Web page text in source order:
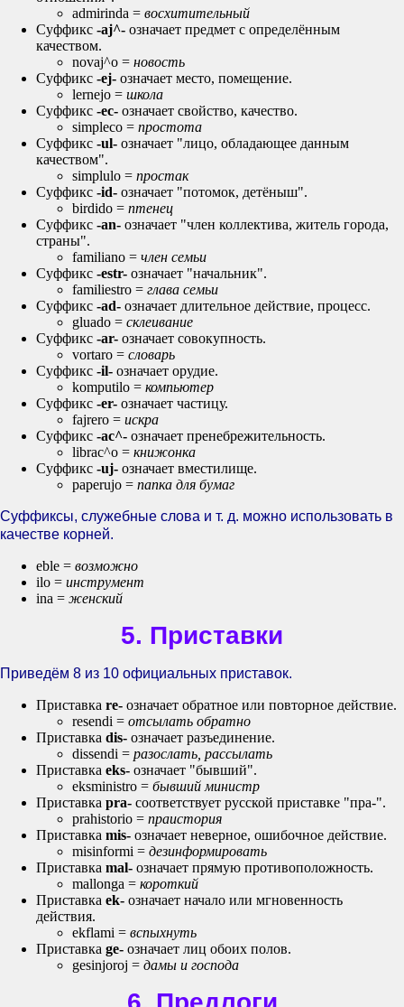
admirinda = восхитительный
Суффикс -aj^- означает предмет с определённым
качеством.
novaj^o = новость
Суффикс -ej- означает место, помещение.
lernejo = школа
Суффикс -ec- означает свойство, качество.
simpleco = простота
Суффикс -ul- означает "лицо, обладающее данным
качеством".
simplulo = простак
Суффикс -id- означает "потомок, детёныш".
birdido = птенец
Суффикс -an- означает "член коллектива, житель города,
страны".
familiano = член семьи
Суффикс -estr- означает "начальник".
familiestro = глава семьи
Суффикс -ad- означает длительное действие, процесс.
gluado = склеивание
Суффикс -ar- означает совокупность.
vortaro = словарь
Суффикс -il- означает орудие.
komputilo = компьютер
Суффикс -er- означает частицу.
fajrero = искра
Суффикс -ac^- означает пренебрежительность.
librac^o = книжонка
Суффикс -uj- означает вместилище.
paperujo = папка для бумаг
Суффиксы, служебные слова и т. д. можно использовать в
качестве корней.
eble = возможно
ilo = инструмент
ina = женский
5. Приставки
Приведём 8 из 10 официальных приставок.
Приставка re- означает обратное или повторное действие.
resendi = отсылать обратно
Приставка dis- означает разъединение.
dissendi = разослать, рассылать
Приставка eks- означает "бывший".
eksministro = бывший министр
Приставка pra- соответствует русской приставке "пра-".
prahistorio = праистория
Приставка mis- означает неверное, ошибочное действие.
misinformi = дезинформировать
Приставка mal- означает прямую противоположность.
mallonga = короткий
Приставка ek- означает начало или мгновенность
действия.
ekflami = вспыхнуть
Приставка ge- означает лиц обоих полов.
gesinjoroj = дамы и господа